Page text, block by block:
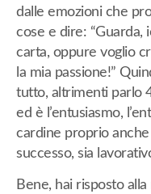
dalle emozioni che
cose e dire: “Guarda,
carta, oppure voglio
la mia passione!”
tutto, altrimenti parlo
ed è l’entusiasmo,
cardine proprio
successo, sia
Bene, hai risposto